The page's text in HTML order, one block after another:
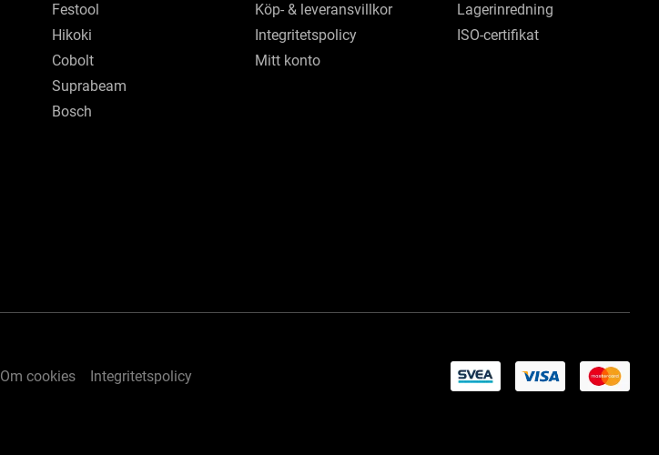
Festool
Hikoki
Cobolt
Suprabeam
Bosch
Köp- & leveransvillkor
Integritetspolicy
Mitt konto
Lagerinredning
ISO-certifikat
Om cookies Integritetspolicy